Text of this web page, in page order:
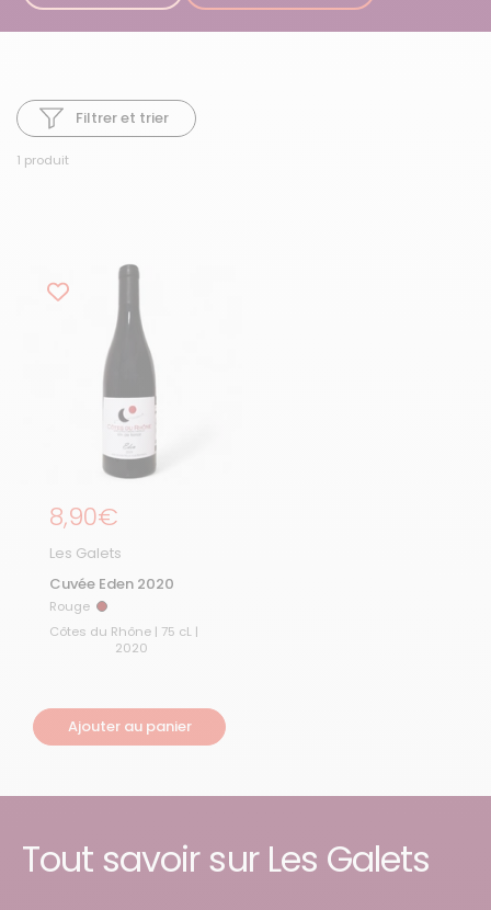
1 produit
Filtrer et trier
Prix régulier
8,90€
Les Galets
Cuvée Eden 2020
Rouge Rouge
Côtes du Rhône | 75 cL |
2020
Ajouter au panier
Tout savoir sur Les Galets